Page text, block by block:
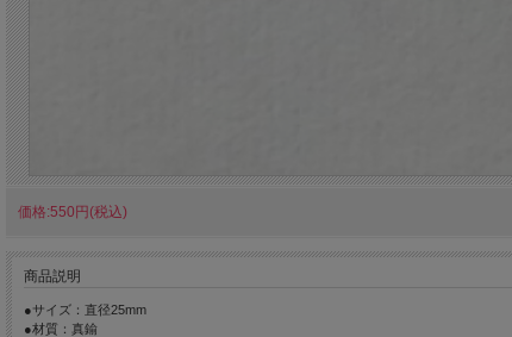
価格:550円(税込)
商品説明
●サイズ：直径25mm
●材質：真鍮